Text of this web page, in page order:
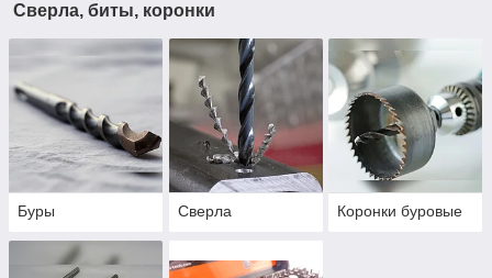
Сверла, биты, коронки
Буры Сверла Коронки буровые